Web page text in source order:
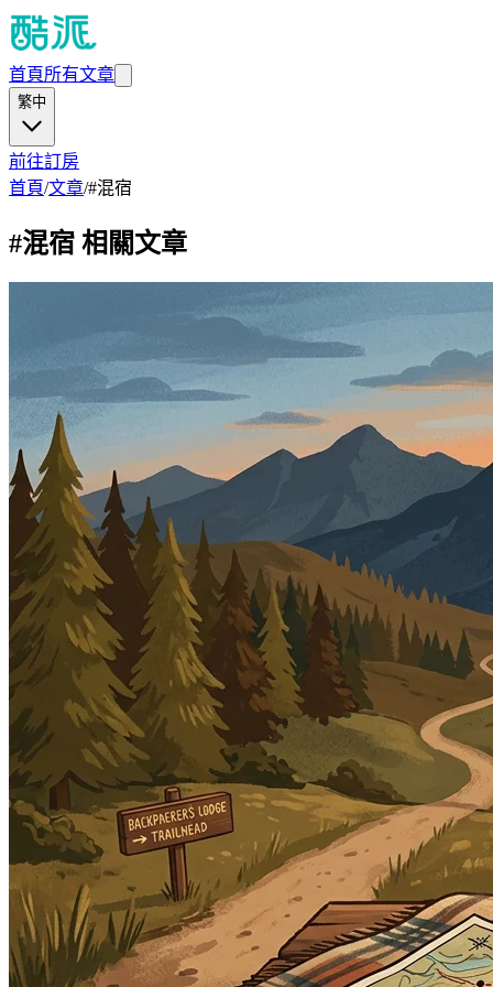
首頁所有文章
繁中
前往訂房
首頁/文章/#混宿
#混宿 相關文章